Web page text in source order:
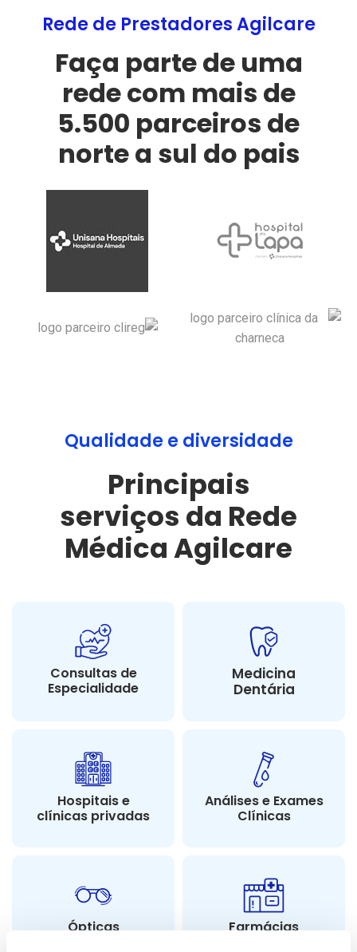
Rede de Prestadores Agilcare
Faça parte de uma
rede com mais de
5.500 parceiros de
norte a sul do pais
Qualidade e diversidade
Principais
serviços da Rede
Médica Agilcare
Consultas de
Especialidade
Medicina
Dentária
Hospitais e
clínicas privadas
Análises e Exames
Clínicas
Ópticas Farmácias